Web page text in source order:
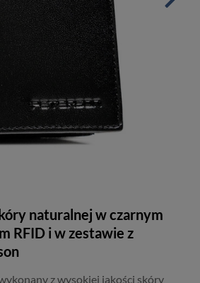
naturalnej w czarnym
RFID i w zestawie z
z wysokiej jakości skóry